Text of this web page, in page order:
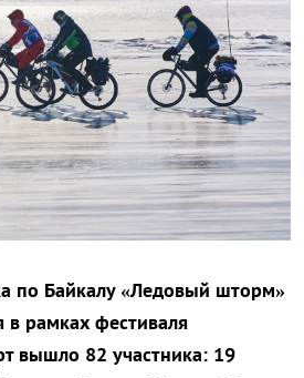
по Байкалу «Ледовый шторм»
рамках фестиваля
вышло 82 участника: 19